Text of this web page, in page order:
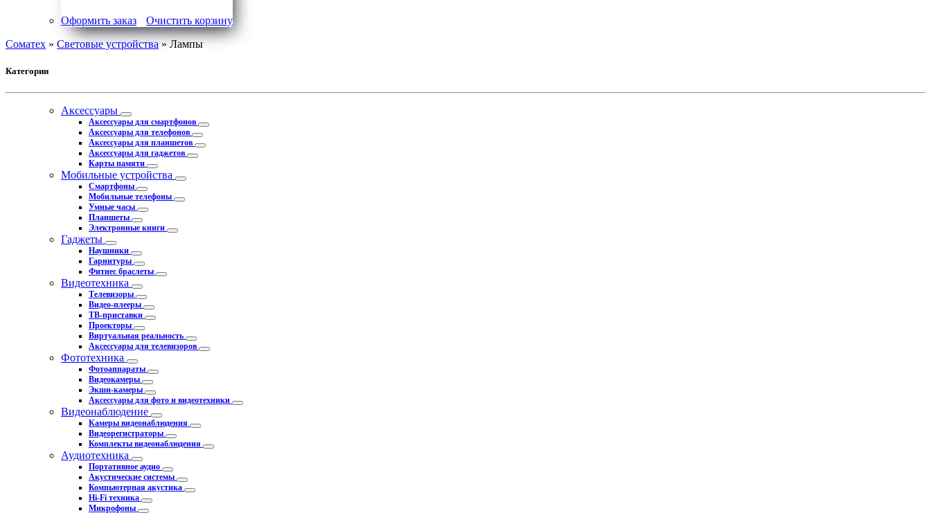
Оформить заказ
Очистить корзину
Соматех » Световые устройства» Лампы
Категории
Аксессуары
Аксессуары для смартфонов
Аксессуары для телефонов
Аксессуары для планшетов
Аксессуары для гаджетов
Карты памяти
Мобильные устройства
Смартфоны
Мобильные телефоны
Умные часы
Планшеты
Электронные книги
Гаджеты
Наушники
Гарнитуры
Фитнес браслеты
Видеотехника
Телевизоры
Видео-плееры
ТВ-приставки
Проекторы
Виртуальная реальность
Аксессуары для телевизоров
Фототехника
Фотоаппараты
Видеокамеры
Экшн-камеры
Аксессуары для фото и видеотехники
Видеонаблюдение
Камеры видеонаблюдения
Видеорегистраторы
Комплекты видеонаблюдения
Аудиотехника
Портативное аудио
Акустические системы
Компьютерная акустика
Hi-Fi техника
Микрофоны